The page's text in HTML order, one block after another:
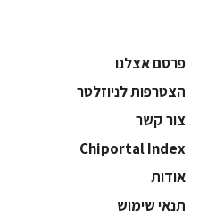
פרסם אצלנו
הצטרפות לניוזלטר
צור קשר
Chiportal Index
אודות
תנאי שימוש